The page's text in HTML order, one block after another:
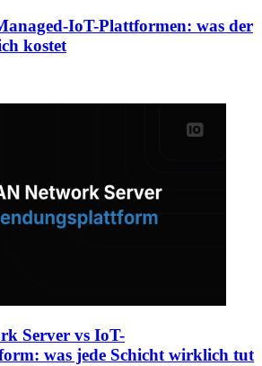
IoT-Plattformen: was der
kostet
Server vs IoT-
was jede Schicht wirklich tut